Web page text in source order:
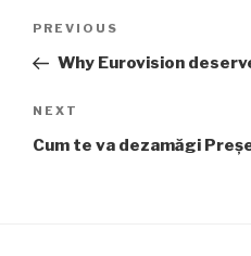
Post
Previous
Post
PREVIOUS
Why Eurovision
Next
Post
NEXT
Cum te va dezamăgi